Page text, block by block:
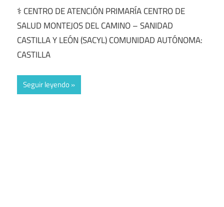
⚕️ CENTRO DE ATENCIÓN PRIMARÍA CENTRO DE
SALUD MONTEJOS DEL CAMINO – SANIDAD
CASTILLA Y LEÓN (SACYL) COMUNIDAD AUTÓNOMA:
CASTILLA
Seguir leyendo